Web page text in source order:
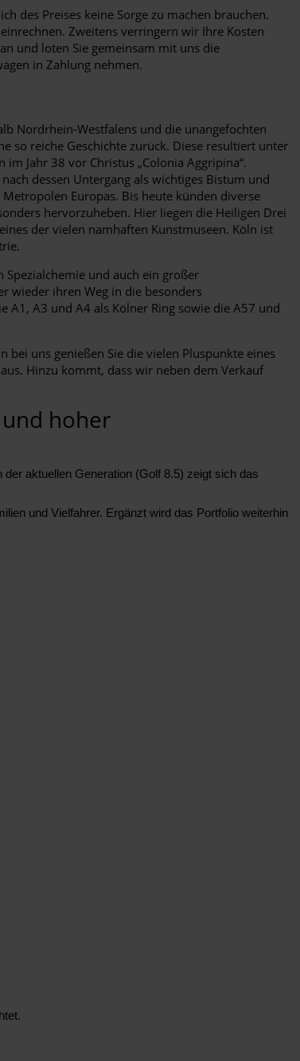
des Preises keine Sorge zu machen brauchen.
Zweitens verringern wir Ihre Kosten
und loten Sie gemeinsam mit uns die
in Zahlung nehmen.
Nordrhein-Westfalens und die unangefochten
so reiche Geschichte zurück. Diese resultiert unter
Jahr 38 vor Christus „Colonia Aggripina“.
dessen Untergang als wichtiges Bistum und
Europas. Bis heute künden diverse
hervorzuheben. Hier liegen die Heiligen Drei
der vielen namhaften Kunstmuseen. Köln ist
und auch ein großer
wieder ihren Weg in die besonders
A1, A3 und A4 als Kölner Ring sowie die A57 und
uns genießen Sie die vielen Pluspunkte eines
Hinzu kommt, dass wir neben dem Verkauf
hoher
aktuellen Generation (Golf 8.5) zeigt sich das
und Vielfahrer. Ergänzt wird das Portfolio weiterhin